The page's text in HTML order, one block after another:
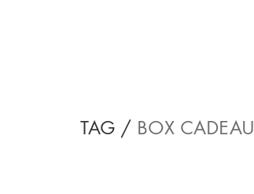
TAG / BOX CADEAU